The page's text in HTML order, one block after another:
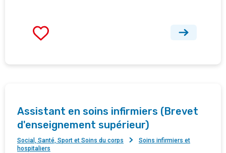
Assistant en soins infirmiers (Brevet
d'enseignement supérieur)
Social, Santé, Sport et Soins du corps
Soins infirmiers et
hospitaliers